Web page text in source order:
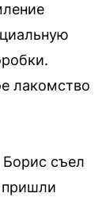
лакомство
Борис съел